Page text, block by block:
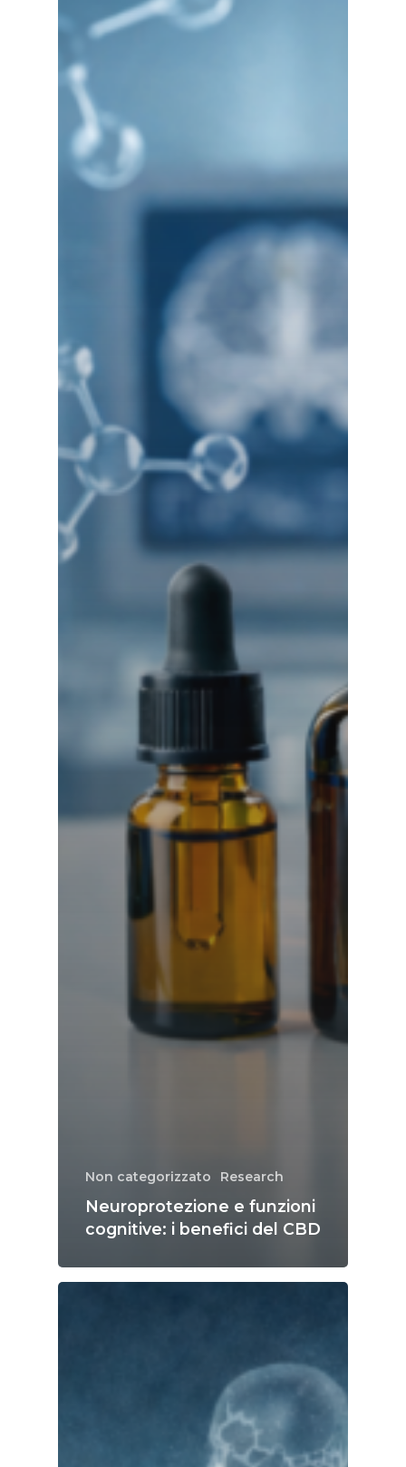
Non categorizzato Research
Neuroprotezione e funzioni
cognitive: i benefici del CBD